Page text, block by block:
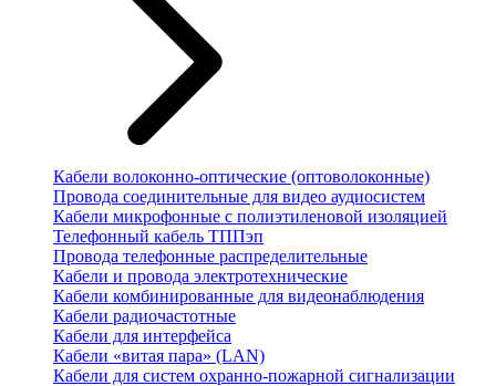
Кабели волоконно-оптические (оптоволоконные)
Провода соединительные для видео аудиосистем
Кабели микрофонные с полиэтиленовой изоляцией
Телефонный кабель ТППэп
Провода телефонные распределительные
Кабели и провода электротехнические
Кабели комбинированные для видеонаблюдения
Кабели радиочастотные
Кабели для интерфейса
Кабели «витая пара» (LAN)
Кабели для систем охранно-пожарной сигнализации